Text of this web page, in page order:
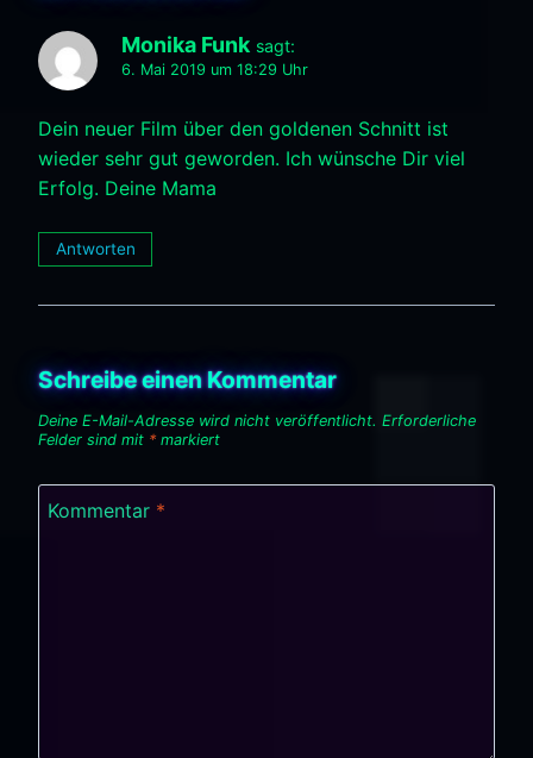
Monika Funk sagt:
6. Mai 2019 um 18:29 Uhr
Dein neuer Film über den goldenen Schnitt ist
wieder sehr gut geworden. Ich wünsche Dir viel
Erfolg. Deine Mama
Antworten
Schreibe einen Kommentar
Deine E-Mail-Adresse wird nicht veröffentlicht. Erforderliche
Felder sind mit *markiert
Kommentar *